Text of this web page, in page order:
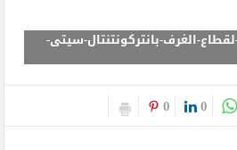
الغرف-بانتركونتنتال-سيتى-
0
0